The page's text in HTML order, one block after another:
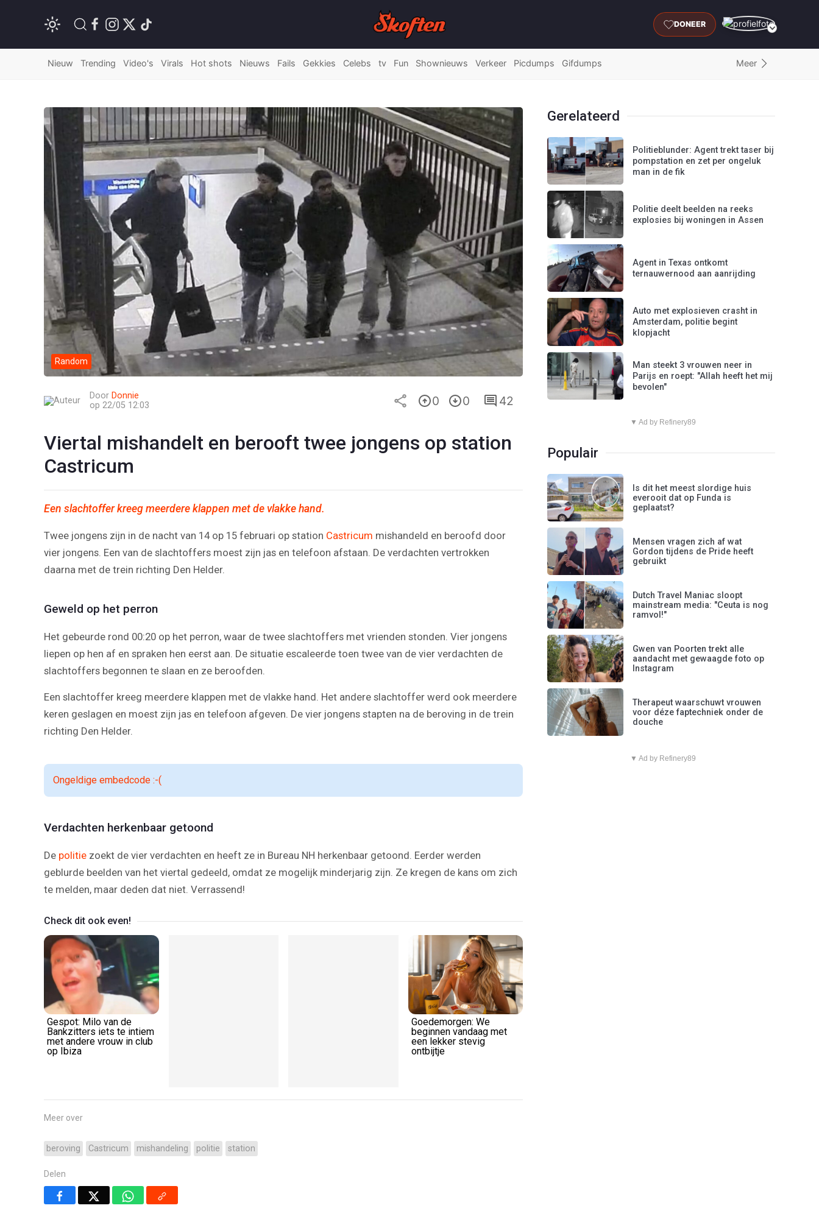
DONEER
Nieuw Trending Video's Virals Hot shots Nieuws Fails Gekkies Celebs tv Fun Shownieuws Verkeer Picdumps Gifdumps Meer
Random
Door Donnie
op 22/05 12:03
0 0 42
Viertal mishandelt en berooft twee jongens op station
Castricum
Een slachtoffer kreeg meerdere klappen met de vlakke hand.
Twee jongens zijn in de nacht van 14 op 15 februari op station Castricum mishandeld en beroofd door
vier jongens. Een van de slachtoffers moest zijn jas en telefoon afstaan. De verdachten vertrokken
daarna met de trein richting Den Helder.
Geweld op het perron
Het gebeurde rond 00:20 op het perron, waar de twee slachtoffers met vrienden stonden. Vier jongens
liepen op hen af en spraken hen eerst aan. De situatie escaleerde toen twee van de vier verdachten de
slachtoffers begonnen te slaan en ze beroofden.
Een slachtoffer kreeg meerdere klappen met de vlakke hand. Het andere slachtoffer werd ook meerdere
keren geslagen en moest zijn jas en telefoon afgeven. De vier jongens stapten na de beroving in de trein
richting Den Helder.
Ongeldige embedcode :-(
Verdachten herkenbaar getoond
De politie zoekt de vier verdachten en heeft ze in Bureau NH herkenbaar getoond. Eerder werden
geblurde beelden van het viertal gedeeld, omdat ze mogelijk minderjarig zijn. Ze kregen de kans om zich
te melden, maar deden dat niet. Verrassend!
Check dit ook even!
Gespot: Milo van de
Bankzitters iets te intiem
met andere vrouw in club
op Ibiza
Goedemorgen: We
beginnen vandaag met
een lekker stevig
ontbijtje
Meer over
beroving Castricum mishandeling politie station
Delen
Gerelateerd
Politieblunder: Agent trekt taser bij
pompstation en zet per ongeluk
man in de fik
Politie deelt beelden na reeks
explosies bij woningen in Assen
Agent in Texas ontkomt
ternauwernood aan aanrijding
Auto met explosieven crasht in
Amsterdam, politie begint
klopjacht
Man steekt 3 vrouwen neer in
Parijs en roept: "Allah heeft het mij
bevolen"
▼ Ad by Refinery89
Populair
Is dit het meest slordige huis
everooit dat op Funda is
geplaatst?
Mensen vragen zich af wat
Gordon tijdens de Pride heeft
gebruikt
Dutch Travel Maniac sloopt
mainstream media: "Ceuta is nog
ramvol!"
Gwen van Poorten trekt alle
aandacht met gewaagde foto op
Instagram
Therapeut waarschuwt vrouwen
voor déze faptechniek onder de
douche
▼ Ad by Refinery89